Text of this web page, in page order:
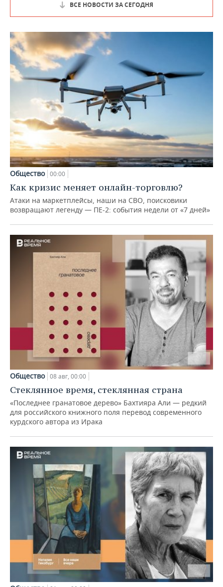
ВСЕ НОВОСТИ ЗА СЕГОДНЯ
Общество 00:00
Как кризис меняет онлайн-торговлю?
Атаки на маркетплейсы, наши на СВО, поисковики
возвращают легенду — ПЕ-2: события недели от «7 дней»
Общество 08 авг, 00:00
Стеклянное время, стеклянная страна
«Последнее гранатовое дерево» Бахтияра Али — редкий
для российского книжного поля перевод современного
курдского автора из Ирака